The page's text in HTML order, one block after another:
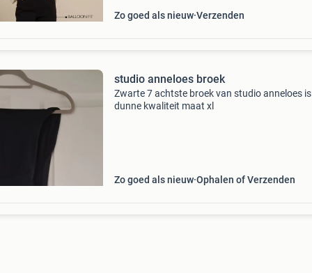
Zo goed als nieuw Verzenden
studio anneloes broek
Zwarte 7 achtste broek van studio anneloes is
dunne kwaliteit maat xl
Zo goed als nieuw Ophalen of Verzenden